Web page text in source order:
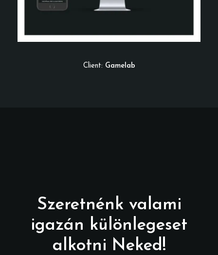
Client: Gamelab
Szeretnénk valami
igazán különlegeset
alkotni Neked!